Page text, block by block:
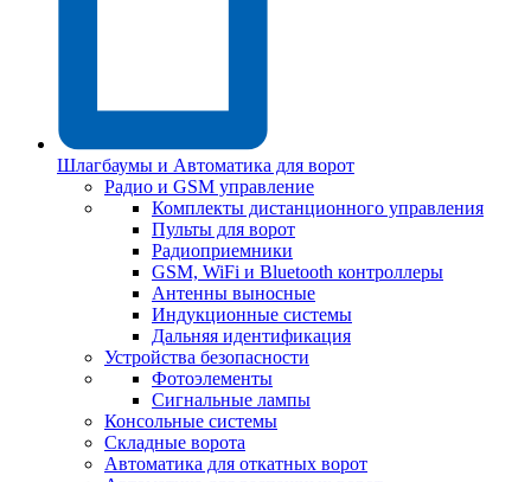
Шлагбаумы и Автоматика для ворот
Радио и GSM управление
Комплекты дистанционного управления
Пульты для ворот
Радиоприемники
GSM, WiFi и Bluetooth контроллеры
Антенны выносные
Индукционные системы
Дальняя идентификация
Устройства безопасности
Фотоэлементы
Сигнальные лампы
Консольные системы
Складные ворота
Автоматика для откатных ворот